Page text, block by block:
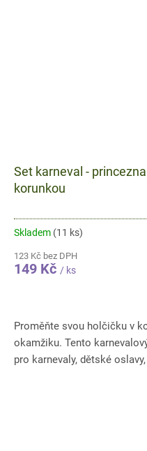
Set karneval -
korunkou
Skladem (11 ks)
123 Kč bez DPH
149 Kč / ks
Proměňte svou holčičku v
okamžiku. Tento
pro karnevaly, dětské